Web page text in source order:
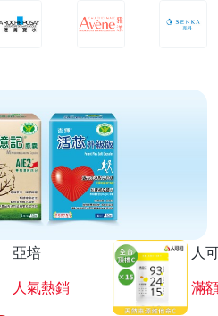
亞培
人氣熱銷
人
滿